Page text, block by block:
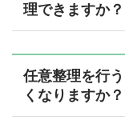
理できますか？
任意整理を行
くなりますか？